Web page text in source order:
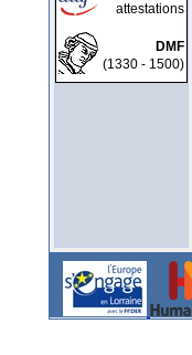
attestations
DMF
(1330 - 1500)